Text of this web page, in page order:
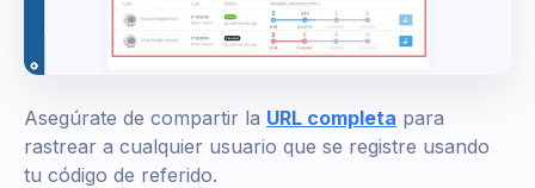
Asegúrate de compartir la URL completa para
rastrear a cualquier usuario que se registre usando
tu código de referido.